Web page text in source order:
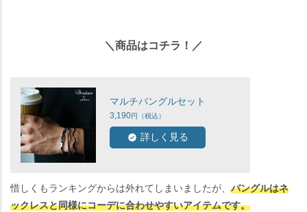
＼商品はコチラ！／
マルチバングルセット
3,190
詳しく見る
惜しくもランキングからは外れてしまいましたが、 バングルはネ
ックレスと同様にコーデに合わせやすいアイテムです。